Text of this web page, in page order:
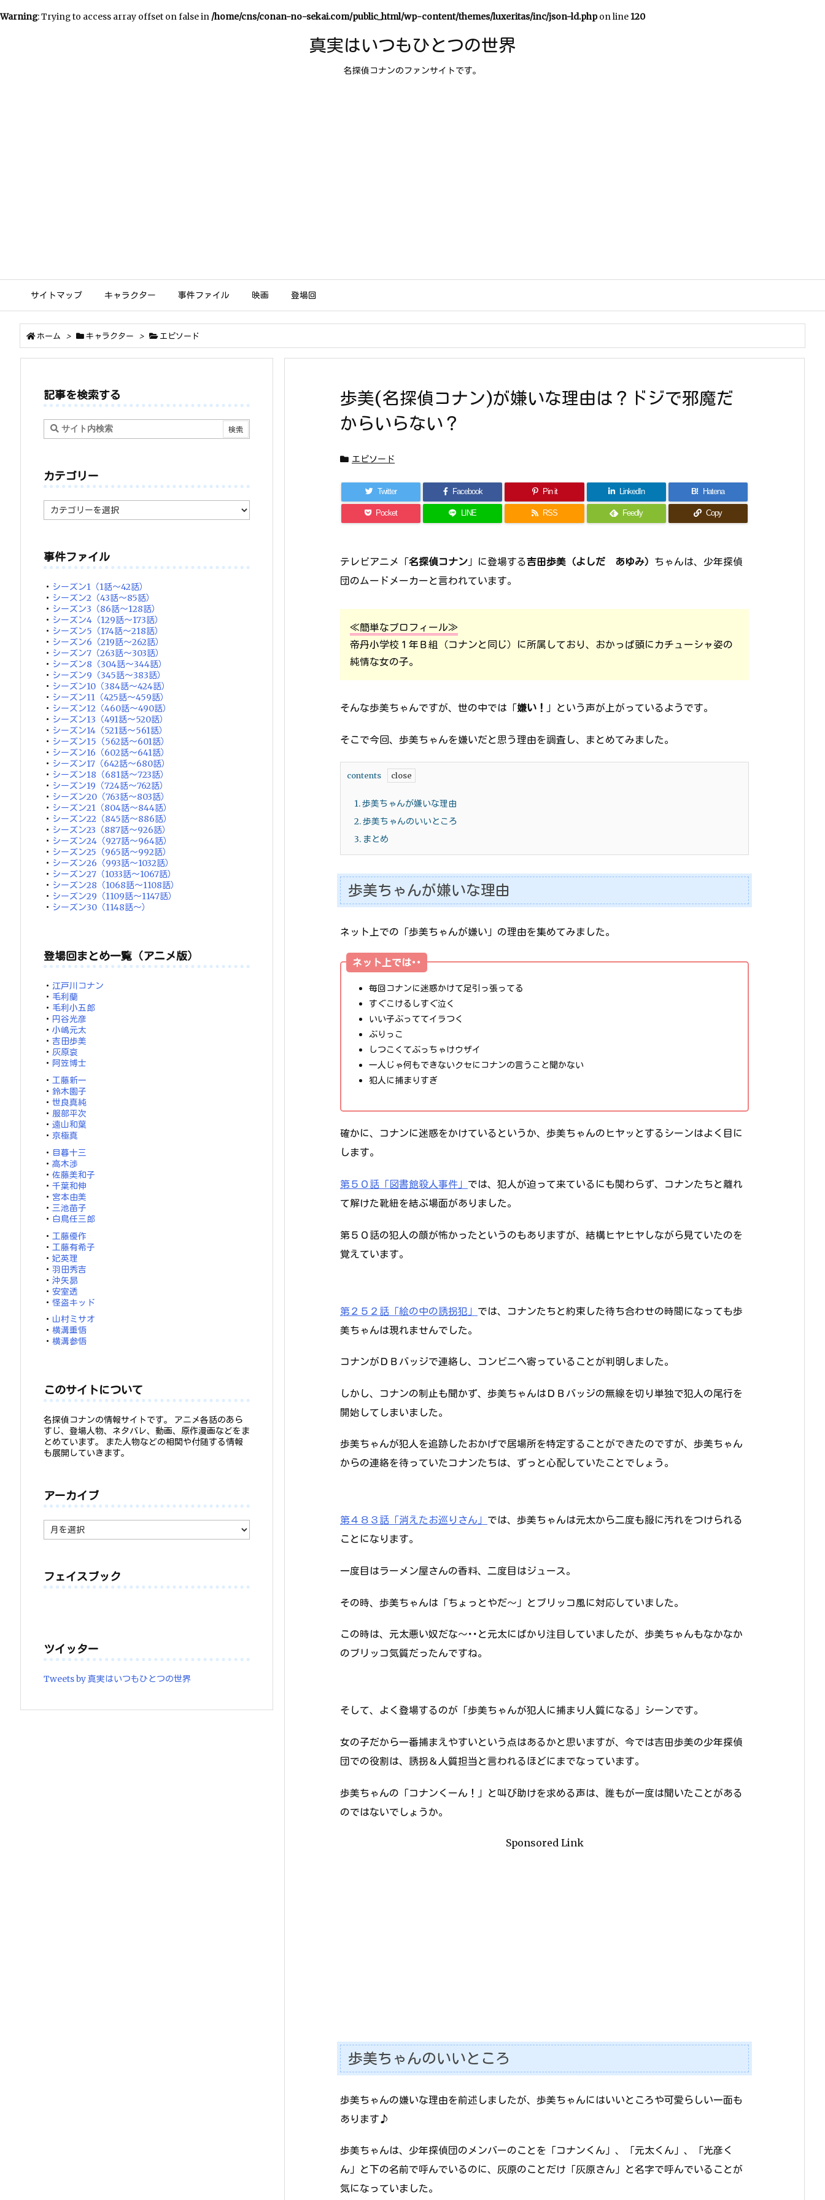
Warning: Trying to access array offset on false in /home/cns/conan-no-sekai.com/public_html/wp-content/themes/luxeritas/inc/json-ld.phpon line 120
真実はいつもひとつの世界
名探偵コナンのファンサイトです。
サイトマップ キャラクター 事件ファイル 映画 登場回
ホーム > キャラクター > エピソード
歩美(名探偵コナン)が嫌いな理由は？ドジで邪魔だ
からいらない？
エピソード
Twitter Facebook Pin it LinkedIn B! Hatena
Pocket LINE RSS Feedly Copy
テレビアニメ「名探偵コナン 」に登場する吉田歩美（よしだ あゆみ） ちゃんは、少年探偵
団のムードメーカーと言われています。
≪簡単なプロフィール≫
帝丹小学校１年Ｂ組（コナンと同じ）に所属しており、おかっぱ頭にカチューシャ姿の
純情な女の子。
そんな歩美ちゃんですが、世の中では「嫌い！ 」という声が上がっているようです。
そこで今回、歩美ちゃんを嫌いだと思う理由を調査し、まとめてみました。
contents
1.歩美ちゃんが嫌いな理由
2.歩美ちゃんのいいところ
3. まとめ
歩美ちゃんが嫌いな理由
ネット上での「歩美ちゃんが嫌い」の理由を集めてみました。
ネット上では･･
毎回コナンに迷惑かけて足引っ張ってる
すぐこけるしすぐ泣く
いい子ぶっててイラつく
ぶりっこ
しつこくてぶっちゃけウザイ
一人じゃ何もできないクセにコナンの言うこと聞かない
犯人に捕まりすぎ
確かに、コナンに迷惑をかけているというか、歩美ちゃんのヒヤッとするシーンはよく目に
します。
第５０話「図書館殺人事件」 では、犯人が迫って来ているにも関わらず、コナンたちと離れ
て解けた靴紐を結ぶ場面がありました。
第５０話の犯人の顔が怖かったというのもありますが、結構ヒヤヒヤしながら見ていたのを
覚えています。
第２５２話「絵の中の誘拐犯」 では、コナンたちと約束した待ち合わせの時間になっても歩
美ちゃんは現れませんでした。
コナンがＤＢバッジで連絡し、コンビニへ寄っていることが判明しました。
しかし、コナンの制止も聞かず、歩美ちゃんはＤＢバッジの無線を切り単独で犯人の尾行を
開始してしまいました。
歩美ちゃんが犯人を追跡したおかげで居場所を特定することができたのですが、歩美ちゃん
からの連絡を待っていたコナンたちは、ずっと心配していたことでしょう。
第４８３話「消えたお巡りさん」 では、歩美ちゃんは元太から二度も服に汚れをつけられる
ことになります。
一度目はラーメン屋さんの香料、二度目はジュース。
その時、歩美ちゃんは「ちょっとやだ～」とブリッコ風に対応していました。
この時は、元太悪い奴だな～･･と元太にばかり注目していましたが、歩美ちゃんもなかなか
のブリッコ気質だったんですね。
そして、よく登場するのが「歩美ちゃんが犯人に捕まり人質になる」シーンです。
女の子だから一番捕まえやすいという点はあるかと思いますが、今では吉田歩美の少年探偵
団での役割は、誘拐＆人質担当と言われるほどにまでなっています。
歩美ちゃんの「コナンくーん！」と叫び助けを求める声は、誰もが一度は聞いたことがある
のではないでしょうか。
Sponsored Link
歩美ちゃんのいいところ
歩美ちゃんの嫌いな理由を前述しましたが、歩美ちゃんにはいいところや可愛らしい一面も
あります♪
歩美ちゃんは、少年探偵団のメンバーのことを「コナンくん」、「元太くん」、「光彦く
ん」と下の名前で呼んでいるのに、灰原のことだけ「灰原さん」と名字で呼んでいることが
気になっていました。
記事を検索する
カテゴリー
カ
テ
ー
事件ファイル
・ シーズン1（1話～42話）
・ シーズン2（43話～85話）
・ シーズン3（86話～128話）
・ シーズン4（129話～173話）
・ シーズン5（174話～218話）
・ シーズン6（219話～262話）
・ シーズン7（263話～303話）
・ シーズン8（304話～344話）
・ シーズン9（345話～383話）
・ シーズン10（384話～424話）
・ シーズン11（425話～459話）
・ シーズン12（460話～490話）
・ シーズン13（491話～520話）
・ シーズン14（521話～561話）
・ シーズン15（562話～601話）
・ シーズン16（602話～641話）
・ シーズン17（642話～680話）
・ シーズン18（681話～723話）
・ シーズン19（724話～762話）
・ シーズン20（763話～803話）
・ シーズン21（804話～844話）
・ シーズン22（845話～886話）
・ シーズン23（887話～926話）
・ シーズン24（927話～964話）
・ シーズン25（965話～992話）
・ シーズン26（993話～1032話）
・ シーズン27（1033話～1067話）
・ シーズン28（1068話～1108話）
・ シーズン29（1109話～1147話）
・ シーズン30（1148話～）
登場回まとめ一覧（アニメ版）
・ 江戸川コナン
・ 毛利蘭
・ 毛利小五郎
・ 円谷光彦
・ 小嶋元太
・ 吉田歩美
・ 灰原哀
・ 阿笠博士
・ 工藤新一
・ 鈴木園子
・ 世良真純
・ 服部平次
・ 遠山和葉
・ 京極真
・ 目暮十三
・ 高木渉
・ 佐藤美和子
・ 千葉和伸
・ 宮本由美
・ 三池苗子
・ 白鳥任三郎
・ 工藤優作
・ 工藤有希子
・ 妃英理
・ 羽田秀吉
・ 沖矢昴
・ 安室透
・ 怪盗キッド
・ 山村ミサオ
・ 横溝重悟
・ 横溝参悟
このサイトについて
名探偵コナンの情報サイトです。 アニメ各話のあら
すじ、登場人物、ネタバレ、動画、原作漫画などをま
とめています。 また人物などの相関や付随する情報
も展開していきます。
アーカイブ
ー
フェイスブック
ツイッター
Tweets by 真実はいつもひとつの世界